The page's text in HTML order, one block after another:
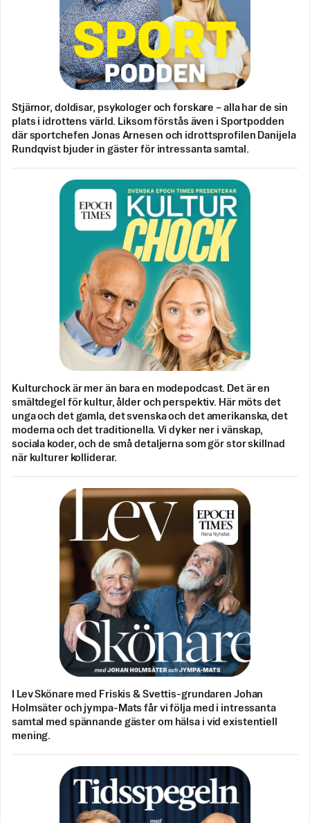
Stjärnor, doldisar, psykologer och forskare – alla har de sin
plats i idrottens värld. Liksom förstås även i Sportpodden
där sportchefen Jonas Arnesen och idrottsprofilen Danijela
Rundqvist bjuder in gäster för intressanta samtal.
Kulturchock är mer än bara en modepodcast. Det är en
smältdegel för kultur, ålder och perspektiv. Här möts det
unga och det gamla, det svenska och det amerikanska, det
moderna och det traditionella. Vi dyker ner i vänskap,
sociala koder, och de små detaljerna som gör stor skillnad
när kulturer kolliderar.
I Lev Skönare med Friskis & Svettis-grundaren Johan
Holmsäter och jympa-Mats får vi följa med i intressanta
samtal med spännande gäster om hälsa i vid existentiell
mening.